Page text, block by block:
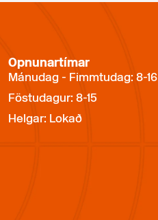
Opnunartímar
Mánudag - Fimmtudag: 8-16
Föstudagur: 8-15
Helgar: Lokað